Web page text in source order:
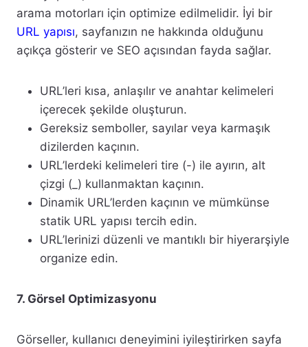
arama motorları için optimize edilmelidir. İyi bir
URL yapısı, sayfanızın ne hakkında olduğunu
açıkça gösterir ve SEO açısından fayda sağlar.
URL’leri kısa, anlaşılır ve anahtar kelimeleri
içerecek şekilde oluşturun.
Gereksiz semboller, sayılar veya karmaşık
dizilerden kaçının.
URL’lerdeki kelimeleri tire (-) ile ayırın, alt
çizgi (_) kullanmaktan kaçının.
Dinamik URL’lerden kaçının ve mümkünse
statik URL yapısı tercih edin.
URL’lerinizi düzenli ve mantıklı bir hiyerarşiyle
organize edin.
7. Görsel Optimizasyonu
Görseller, kullanıcı deneyimini iyileştirirken sayfa